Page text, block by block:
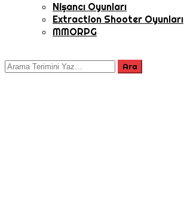
Nişancı Oyunları
Extraction Shooter Oyunları
MMORPG